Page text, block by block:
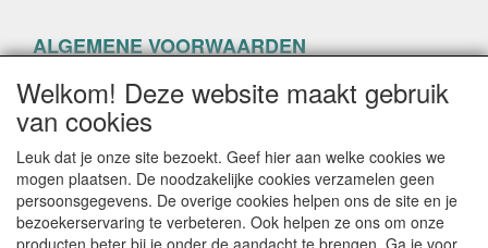
ALGEMENE VOORWAARDEN
Herroepingslink aanvragen
CONTACTGEGEVENS
Welkom! Deze website maakt gebruik
van cookies
Leuk dat je onze site bezoekt. Geef hier aan welke cookies we
mogen plaatsen. De noodzakelijke cookies verzamelen geen
persoonsgegevens. De overige cookies helpen ons de site en je
bezoekerservaring te verbeteren. Ook helpen ze ons om onze
producten beter bij je onder de aandacht te brengen. Ga je voor